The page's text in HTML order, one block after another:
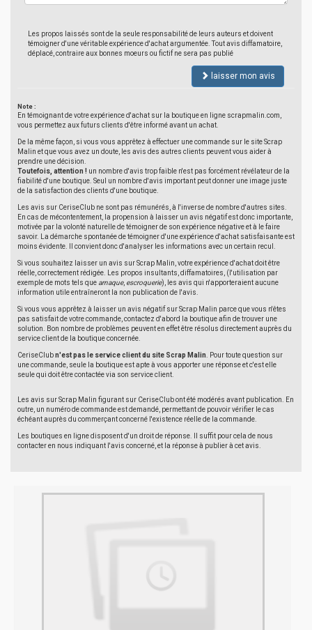
Les propos laissés sont de la seule responsabilité de leurs auteurs et doivent
témoigner d'une véritable expérience d'achat argumentée. Tout avis diffamatoire,
déplacé, contraire aux bonnes moeurs ou fictif ne sera pas publié
laisser mon avis
Note :
En témoignant de votre expérience d'achat sur la boutique en ligne scrapmalin.com,
vous permettez aux futurs clients d'être informé avant un achat.
De la même façon, si vous vous apprêtez à effectuer une commande sur le site Scrap
Malin et que vous avez un doute, les avis des autres clients peuvent vous aider à
prendre une décision.
Toutefois, attention ! un nombre d'avis trop faible n'est pas forcément révélateur de la
fiabilité d'une boutique. Seul un nombre d'avis important peut donner une image juste
de la satisfaction des clients d'une boutique.
Les avis sur CeriseClub ne sont pas rémunérés, à l'inverse de nombre d'autres sites.
En cas de mécontentement, la propension à laisser un avis négatif est donc importante,
motivée par la volonté naturelle de témoigner de son expérience négative et à le faire
savoir. La démarche spontanée de témoigner d'une expérience d'achat satisfaisante est
moins évidente. Il convient donc d'analyser les informations avec un certain recul.
Si vous souhaitez laisser un avis sur Scrap Malin, votre expérience d'achat doit être
réelle, correctement rédigée. Les propos insultants, diffamatoires, (l'utilisation par
exemple de mots tels que arnaque, escroquerie), les avis qui n'apporteraient aucune
information utile entraîneront la non publication de l'avis.
Si vous vous apprêtez à laisser un avis négatif sur Scrap Malin parce que vous n'êtes
pas satisfait de votre commande, contactez d'abord la boutique afin de trouver une
solution. Bon nombre de problèmes peuvent en effet être résolus directement auprès du
service client de la boutique concernée.
CeriseClubn'est pas le service client du site Scrap Malin . Pour toute question sur
une commande, seule la boutique est apte à vous apporter une réponse et c'est elle
seule qui doit être contactée via son service client.
Les avis sur Scrap Malin figurant sur CeriseClub ont été modérés avant publication. En
outre, un numéro de commande est demandé, permettant de pouvoir vérifier le cas
échéant auprès du commerçant concerné l'existence réelle de la commande.
Les boutiques en ligne disposent d'un droit de réponse. Il suffit pour cela de nous
contacter en nous indiquant l'avis concerné, et la réponse à publier à cet avis.